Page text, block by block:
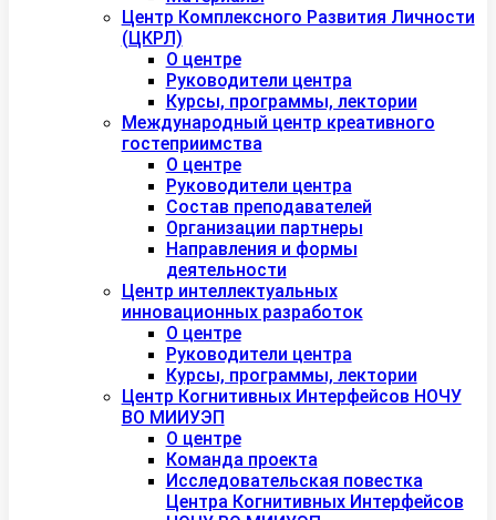
Центр Комплексного Развития Личности
(ЦКРЛ)
О центре
Руководители центра
Курсы, программы, лектории
Международный центр креативного
гостеприимства
О центре
Руководители центра
Состав преподавателей
Организации партнеры
Направления и формы
деятельности
Центр интеллектуальных
инновационных разработок
О центре
Руководители центра
Курсы, программы, лектории
Центр Когнитивных Интерфейсов НОЧУ
ВО МИИУЭП
О центре
Команда проекта
Исследовательская повестка
Центра Когнитивных Интерфейсов